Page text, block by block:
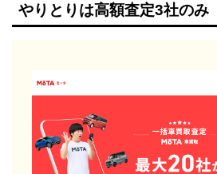
やりとりは高額査定3社のみ